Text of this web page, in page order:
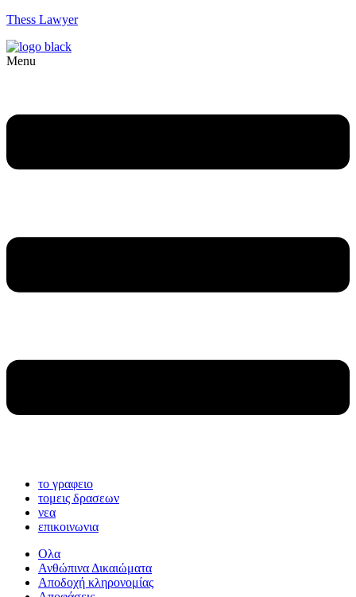
Thess Lawyer
Menu
το γραφειο
τομεις δρασεων
νεα
επικοινωνια
Ολα
Ανθώπινα Δικαιώματα
Aποδοχή κληρονομίας